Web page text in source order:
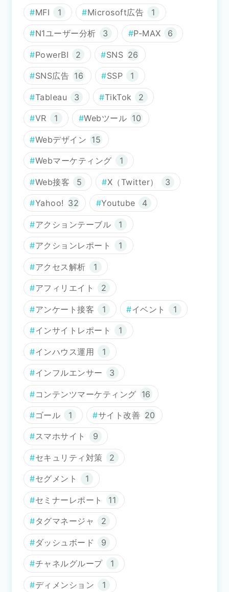
MFI 1 Microsoft広告 1
N1ユーザー分析 3 P-MAX 6
PowerBI 2 SNS 26
SNS広告 16 SSP 1
Tableau 3 TikTok 2
VR 1 Webツール 10
Webデザイン 15
Webマーケティング 1
Web接客 5 X（Twitter） 3
Yahoo! 32 Youtube 4
アクションテーブル 1
アクションレポート 1
アクセス解析 1
アフィリエイト 2
アンケート接客 1 イベント 1
インサイトレポート 1
インハウス運用 1
インフルエンサー 3
コンテンツマーケティング 16
ゴール 1 サイト改善 20
スマホサイト 9
セキュリティ対策 2
セグメント 1
セミナーレポート 11
タグマネージャ 2
ダッシュボード 9
チャネルグループ 1
ディメンション 1